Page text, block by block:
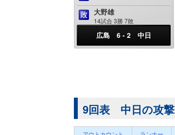
大野雄
14試合 3勝 7敗
広島 6 - 2 中日
9回表 中日の攻撃